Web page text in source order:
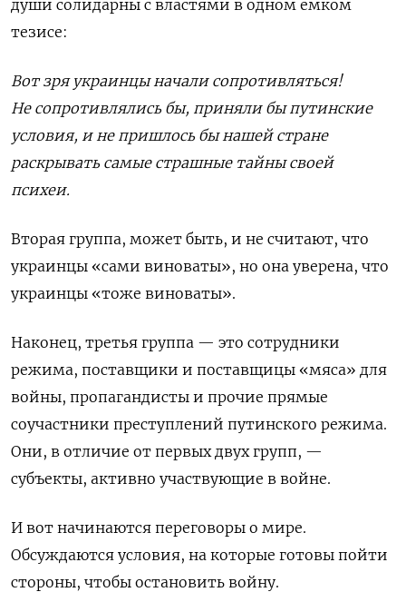
души солидарны с властями в одном емком
тезисе:
Вот зря украинцы начали сопротивляться!
Не сопротивлялись бы, приняли бы путинские
условия, и не пришлось бы нашей стране
раскрывать самые страшные тайны своей
психеи.
Вторая группа, может быть, и не считают, что
украинцы «сами виноваты», но она уверена, что
украинцы «тоже виноваты».
Наконец, третья группа — это сотрудники
режима, поставщики и поставщицы «мяса» для
войны, пропагандисты и прочие прямые
соучастники преступлений путинского режима.
Они, в отличие от первых двух групп, —
субъекты, активно участвующие в войне.
И вот начинаются переговоры о мире.
Обсуждаются условия, на которые готовы пойти
стороны, чтобы остановить войну.